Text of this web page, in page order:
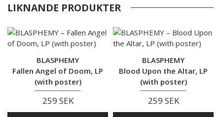
LIKNANDE PRODUKTER
BLASPHEMY
Fallen Angel of Doom, LP
(with poster)
259 SEK
BLASPHEMY
Blood Upon the Altar, LP
(with poster)
259 SEK